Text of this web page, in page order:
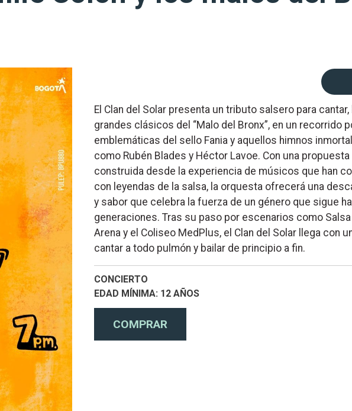
El Clan del Solar presenta un tributo salsero para
grandes clásicos del “Malo del Bronx”, en un recorrido
emblemáticas del sello Fania y aquellos himnos
como Rubén Blades y Héctor Lavoe. Con una
construida desde la experiencia de músicos que han
con leyendas de la salsa, la orquesta ofrecerá una
y sabor que celebra la fuerza de un género que sigue
generaciones. Tras su paso por escenarios como
Arena y el Coliseo MedPlus, el Clan del Solar llega con
cantar a todo pulmón y bailar de principio a fin.
CONCIERTO
EDAD MÍNIMA 12 AÑOS